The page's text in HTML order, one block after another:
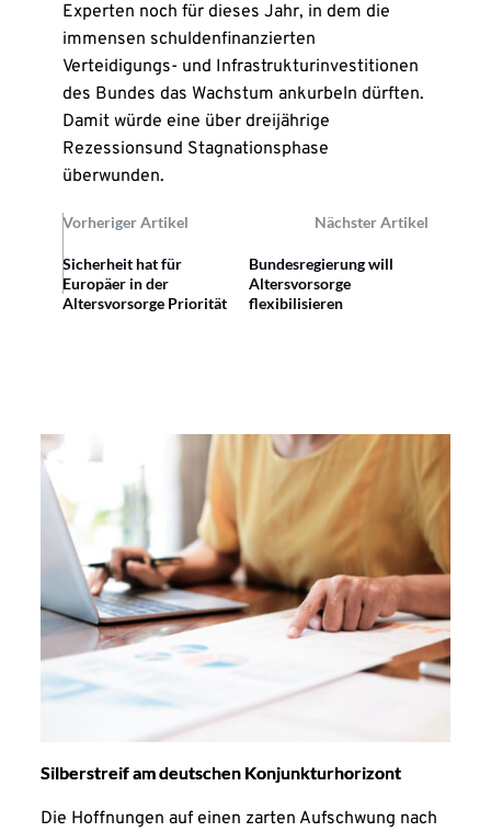
Experten noch für dieses Jahr, in dem die
immensen schuldenfinanzierten
Verteidigungs- und Infrastrukturinvestitionen
des Bundes das Wachstum ankurbeln dürften.
Damit würde eine über dreijährige
Rezessionsund Stagnationsphase
überwunden.
Vorheriger Artikel Nächster Artikel
Sicherheit hat für
Europäer in der
Altersvorsorge Priorität
Bundesregierung will
Altersvorsorge
flexibilisieren
Silberstreif am deutschen Konjunkturhorizont
Die Hoffnungen auf einen zarten Aufschwung nach